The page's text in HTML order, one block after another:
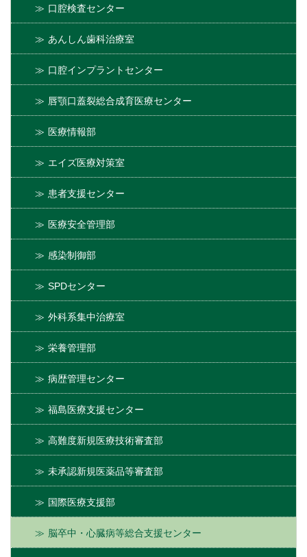
口腔検査センター
あんしん歯科治療室
口腔インプラントセンター
唇顎口蓋裂総合成育医療センター
医療情報部
エイズ医療対策室
患者支援センター
医療安全管理部
感染制御部
SPDセンター
外科系集中治療室
栄養管理部
病歴管理センター
福島医療支援センター
高難度新規医療技術審査部
未承認新規医薬品等審査部
国際医療支援部
脳卒中・心臓病等総合支援センター